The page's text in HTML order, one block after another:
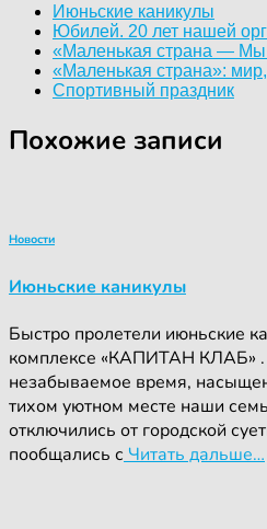
Июньские каникулы
Юбилей. 20 лет нашей
«Маленькая страна — Мы
«Маленькая страна»:
Спортивный праздник
Похожие записи
Новости
Июньские каникулы
Быстро пролетели июньские
комплексе «КАПИТАН КЛАБ» .
незабываемое время,
тихом уютном месте наши
отключились от городской
пообщались с Читать дальше…